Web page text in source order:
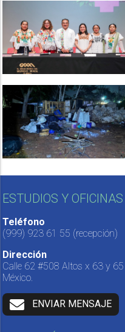
ESTUDIOS Y OFICINAS
Teléfono
(999) 923 61 55 (recepción)
Dirección
Calle 62 #508 Altos x 63 y
México.
ENVIAR MENSAJE